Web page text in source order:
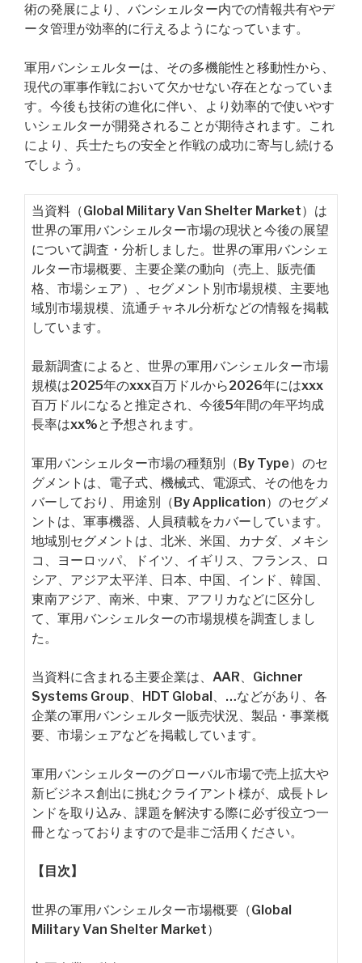
術の発展により、バンシェルター内での情報共有やデ
ータ管理が効率的に行えるようになっています。
軍用バンシェルターは、その多機能性と移動性から、
現代の軍事作戦において欠かせない存在となっていま
す。今後も技術の進化に伴い、より効率的で使いやす
いシェルターが開発されることが期待されます。これ
により、兵士たちの安全と作戦の成功に寄与し続ける
でしょう。
当資料（Global Military Van Shelter Market）は
世界の軍用バンシェルター市場の現状と今後の展望
について調査・分析しました。世界の軍用バンシェ
ルター市場概要、主要企業の動向（売上、販売価
格、市場シェア）、セグメント別市場規模、主要地
域別市場規模、流通チャネル分析などの情報を掲載
しています。
最新調査によると、世界の軍用バンシェルター市場
規模は2025年のxxx百万ドルから2026年にはxxx
百万ドルになると推定され、今後5年間の年平均成
長率はxx%と予想されます。
軍用バンシェルター市場の種類別（By Type）のセ
グメントは、電子式、機械式、電源式、その他をカ
バーしており、用途別（By Application）のセグメ
ントは、軍事機器、人員積載をカバーしています。
地域別セグメントは、北米、米国、カナダ、メキシ
コ、ヨーロッパ、ドイツ、イギリス、フランス、ロ
シア、アジア太平洋、日本、中国、インド、韓国、
東南アジア、南米、中東、アフリカなどに区分し
て、軍用バンシェルターの市場規模を調査しまし
た。
当資料に含まれる主要企業は、AAR、Gichner
Systems Group、HDT Global、…などがあり、各
企業の軍用バンシェルター販売状況、製品・事業概
要、市場シェアなどを掲載しています。
軍用バンシェルターのグローバル市場で売上拡大や
新ビジネス創出に挑むクライアント様が、成長トレ
ンドを取り込み、課題を解決する際に必ず役立つ一
冊となっておりますので是非ご活用ください。
【目次】
世界の軍用バンシェルター市場概要（Global
Military Van Shelter Market）